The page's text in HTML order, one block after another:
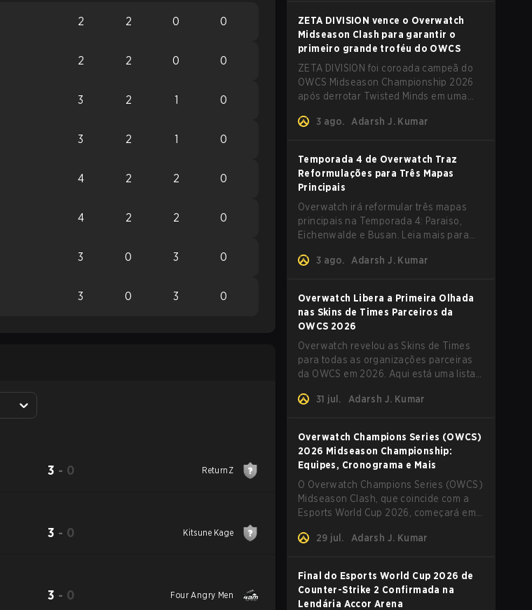
2 2 0 0
2 2 0 0
3 2 1 0
3 2 1 0
4 2 2 0
4 2 2 0
3 0 3 0
3 0 3 0
3 - 0 ReturnZ
3 - 0 Kitsune Kage
3 - 0 Four Angry Men
ZETA DIVISION vence o Overwatch
Midseason Clash para garantir o
primeiro grande troféu do OWCS
ZETA DIVISION foi coroada campeã do
OWCS Midseason Championship 2026
após derrotar Twisted Minds em uma
first-to-four.
3 ago. Adarsh J. Kumar
Temporada 4 de Overwatch Traz
Reformulações para Três Mapas
Principais
Overwatch irá reformular três mapas
principais na Temporada 4: Paraiso,
Eichenwalde e Busan. Leia mais para
3 ago.
Adarsh J. Kumar
Overwatch Libera a Primeira Olhada
nas Skins de Times Parceiros da
OWCS 2026
Overwatch revelou as Skins de Times
para todas as organizações parceiras
da OWCS em 2026. Aqui está uma lista
o mais que você precisa saber.
31 jul. Adarsh J. Kumar
Overwatch Champions Series (OWCS)
2026 Midseason Championship:
Equipes, Cronograma e Mais
O Overwatch Champions Series (OWCS)
Midseason Clash, que coincide com a
Esports World Cup 2026, começará em
precisa saber sobre o torneio.
29 jul. Adarsh J. Kumar
Final do Esports World Cup 2026 de
Counter-Strike 2 Confirmada na
Lendária Accor Arena